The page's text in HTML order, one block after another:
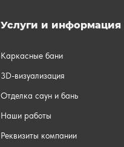
Услуги и информация
Каркасные бани
3D-визуализация
Отделка саун и бань
Наши работы
Реквизиты компании